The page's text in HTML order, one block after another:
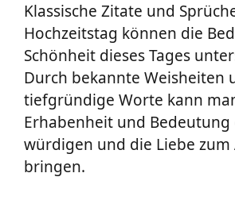
Klassische Zitate und
Hochzeitstag können die
Schönheit dieses Tages
Durch bekannte Weisheiten
tiefgründige Worte kann
Erhabenheit und Bedeutung
würdigen und die Liebe zum
bringen.